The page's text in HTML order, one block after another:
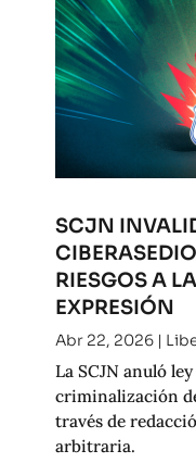
SCJN
RIESGOS A
EXPRESIÓN
Abr 22, 2026|
La SCJN anuló
criminalización
través de
arbitraria.